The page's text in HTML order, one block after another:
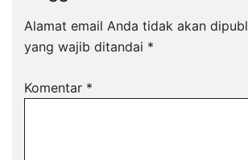
Alamat email Anda tidak akan
yang wajib ditandai *
Komentar *